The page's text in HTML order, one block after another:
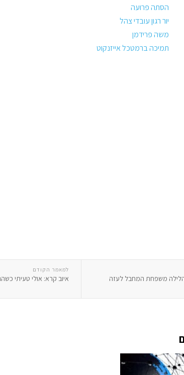
הסתה פרועה
יור רגון עובדי צהל
משה פרידמן
תמיכה ברמטכל אייזנקוט
למאמר הקודם
איוב קרא: אולי טעיתי הלילה משפחת המחבל לעזה